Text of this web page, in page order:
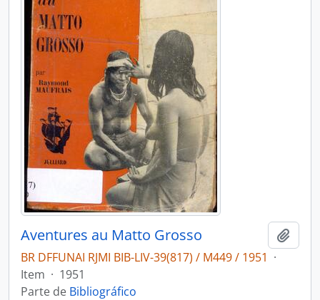
Aventures au Matto Grosso
BR DFFUNAI RJMI BIB-LIV-39(817) / M449 / 1951 ·
Item · 1951
Parte de Bibliográfico